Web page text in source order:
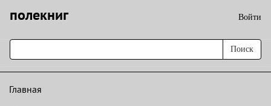
полекниг Войти
Поиск
Главная